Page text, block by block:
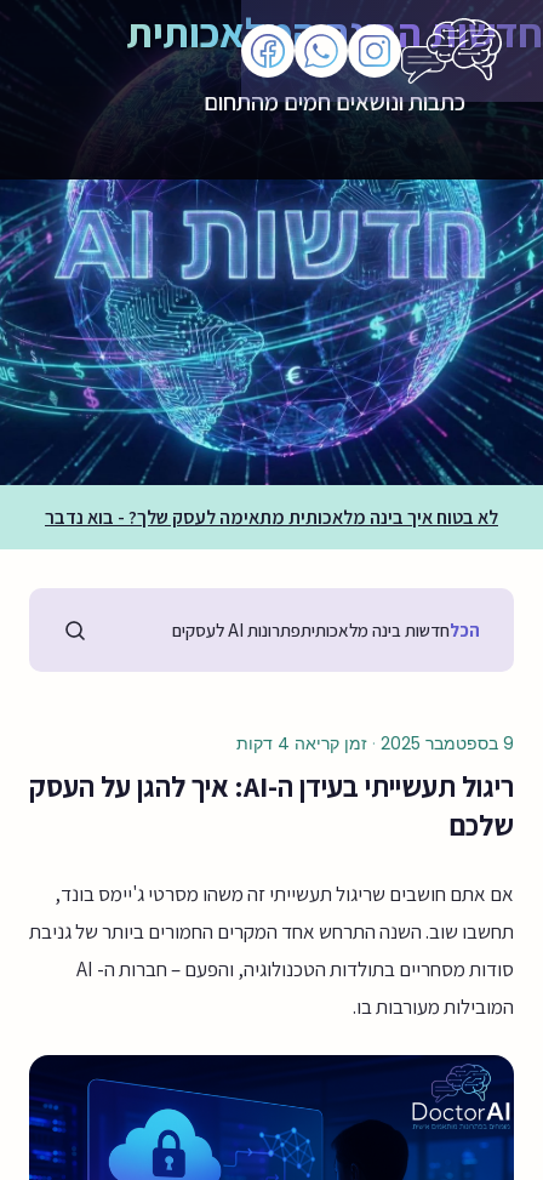
חדשות הבינה המלאכותית
כתבות ונושאים חמים מהתחום
לא בטוח איך בינה מלאכותית מתאימה לעסק שלך? - בוא נדבר
הכלחדשות בינה מלאכותיתפתרונות AI לעסקים
9 בספטמבר 2025 · זמן קריאה 4 דקות
ריגול תעשייתי בעידן ה-AI: איך להגן על העסק
שלכם
אם אתם חושבים שריגול תעשייתי זה משהו מסרטי ג'יימס בונד,
תחשבו שוב. השנה התרחש אחד המקרים החמורים ביותר של גניבת
סודות מסחריים בתולדות הטכנולוגיה, והפעם – חברות ה- AI
המובילות מעורבות בו.